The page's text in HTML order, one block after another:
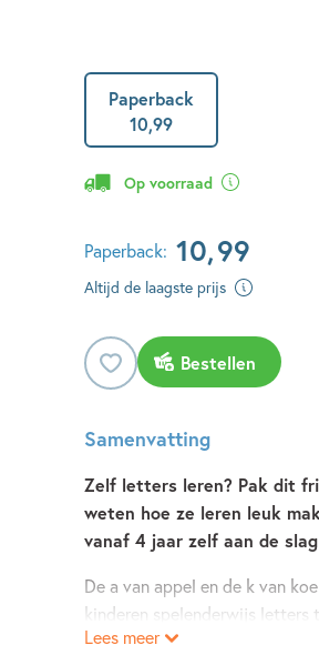
Paperback
10,99
Op voorraad
Paperback: 10,99
Altijd de laagste prijs
Bestellen
Samenvatting
Zelf letters leren? Pak dit
weten hoe ze leren leuk
vanaf 4 jaar zelf aan de
De a van appel en de k van
kinderen spelenderwijs letters
Lees meer